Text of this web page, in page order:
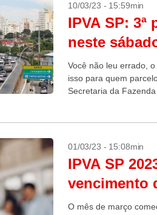
10/03/23 - 15:59min
IPVA SP: 3ª
neste
Você não leu errado,
isso para quem
Secretaria da
01/03/23 - 15:08min
IPVA SP
vencimento
O mês de março